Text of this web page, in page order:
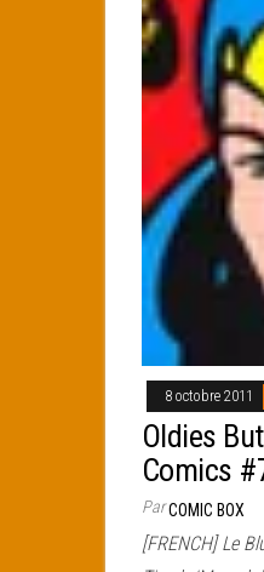
8 octobre 2011
Oldies
Comics
ParCOMIC BOX
[FRENCH] Le